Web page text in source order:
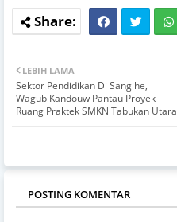
LEBIH LAMA
Sektor Pendidikan Di Sangihe,
Wagub Kandouw Pantau Proyek
Ruang Praktek SMKN Tabukan Utara
POSTING KOMENTAR